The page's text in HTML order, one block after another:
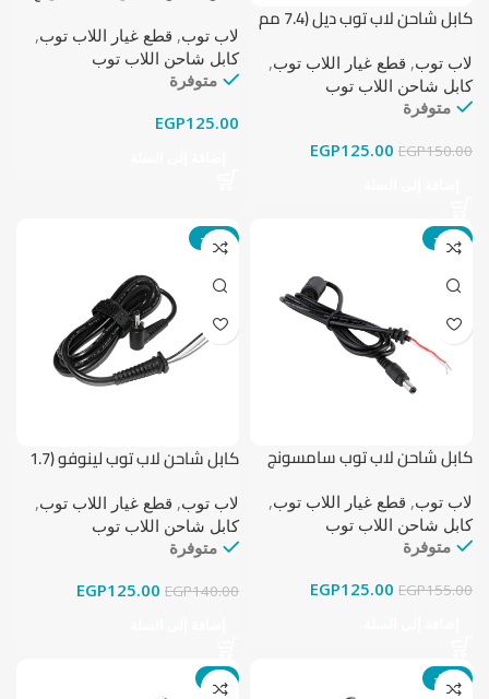
كابل شاحن لاب توب ديل (7.4 مم
(كوبي) النوع: كابل شاحن لاب توب
طول الكابل: 2 متر حجم السوكت:
7.4 مم × 5.0 مم
لاب توب, قطع غيار اللاب توب,
كابل شاحن اللاب توب
متوفرة
EGP150.00
EGP125.00
لاب توب, قطع غيار اللاب توب,
كابل شاحن اللاب توب
متوفرة
EGP125.00
-19%
كابل شاحن لاب توب سامسونج
لاب توب, قطع غيار اللاب توب,
كابل شاحن اللاب توب
متوفرة
EGP155.00
EGP125.00
-11%
كابل شاحن لاب توب لينوفو (1.7
لاب توب, قطع غيار اللاب توب,
كابل شاحن اللاب توب
متوفرة
EGP140.00
EGP125.00
-22%
-7%